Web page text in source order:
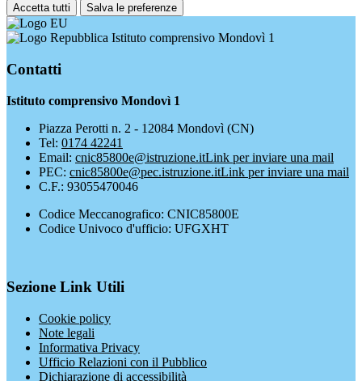
Accetta tutti Salva le preferenze
Istituto comprensivo Mondovì 1
Contatti
Istituto comprensivo Mondovì 1
Piazza Perotti n. 2 - 12084 Mondovì (CN)
Tel: 0174 42241
Email: cnic85800e@istruzione.itLink per inviare una mail
PEC: cnic85800e@pec.istruzione.itLink per inviare una mail
C.F.: 93055470046
Codice Meccanografico: CNIC85800E
Codice Univoco d'ufficio: UFGXHT
Sezione Link Utili
Cookie policy
Note legali
Informativa Privacy
Ufficio Relazioni con il Pubblico
Dichiarazione di accessibilità